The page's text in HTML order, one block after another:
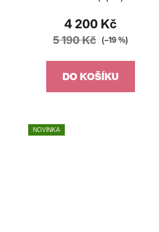
4 200 Kč
5 190 Kč (–19 %)
DO KOŠÍKU
NOVINKA